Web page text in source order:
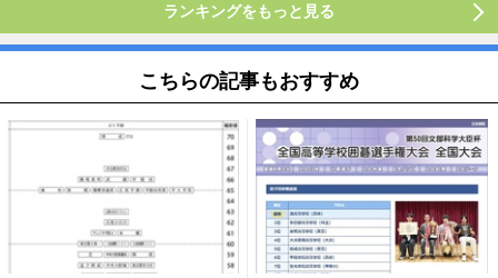
ランキングをもっと見る
こちらの記事もおすすめ